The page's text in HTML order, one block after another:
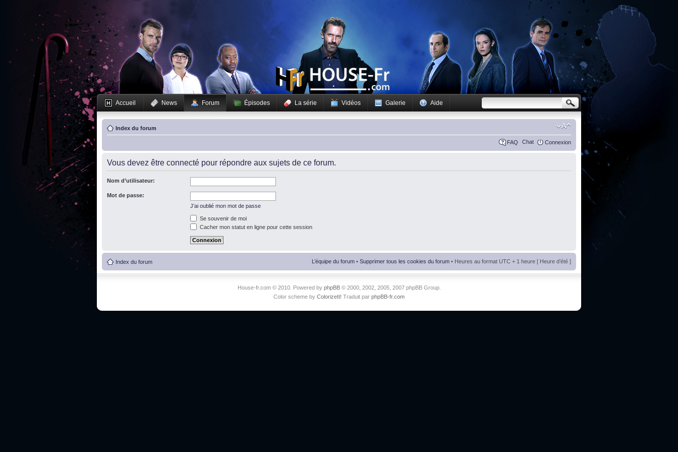
Accueil News Forum Épisodes La série Vidéos Galerie Aide
Index du forum
FAQ Chat Connexion
Vous devez être connecté pour répondre aux sujets de ce forum.
Nom d’utilisateur:
Mot de passe:
J’ai oublié mon mot de passe
Se souvenir de moi
Cacher mon statut en ligne pour cette session
Index du forum L’équipe du forum • Supprimer tous les cookies du forum • Heures au format UTC + 1 heure [ Heure d’été ]
House-fr.com © 2010. Powered by phpBB© 2000, 2002, 2005, 2007 phpBB Group.
Color scheme by ColorizeIt! Traduit par phpBB-fr.com